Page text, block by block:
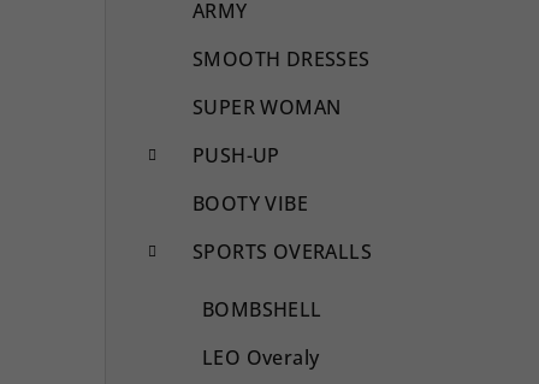
ARMY
SMOOTH DRESSES
SUPER WOMAN
PUSH-UP
BOOTY VIBE
SPORTS OVERALLS
BOMBSHELL
LEO Overaly